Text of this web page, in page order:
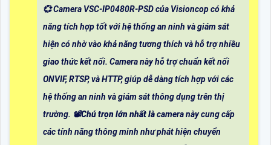
💞 Camera VSC-IP0480R-PSD của Visioncop có khả
năng tích hợp tốt với hệ thống an ninh và giám sát
hiện có nhờ vào khả năng tương thích và hỗ trợ nhiều
giao thức kết nối. Camera này hỗ trợ chuẩn kết nối
ONVIF, RTSP, và HTTP, giúp dễ dàng tích hợp với các
hệ thống an ninh và giám sát thông dụng trên thị
trường. 📽Chú trọn lớn nhất làcamera này cung cấp
các tính năng thông minh như phát hiện chuyển